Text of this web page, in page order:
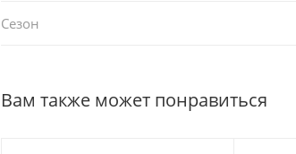
Сезон
Вам также может понравиться